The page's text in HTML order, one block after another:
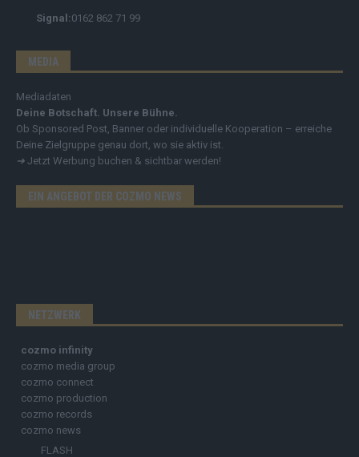
Signal:0162 862 71 99
MEDIA
Mediadaten
Deine Botschaft. Unsere Bühne.
Ob Sponsored Post, Banner oder individuelle Kooperation – erreiche
Deine Zielgruppe genau dort, wo sie aktiv ist.
➔ Jetzt Werbung buchen & sichtbar werden!
EIN ANGEBOT DER COZMO NEWS
NETZWERK
cozmo infinity
cozmo media group
cozmo connect
cozmo production
cozmo records
cozmo news
FLASH